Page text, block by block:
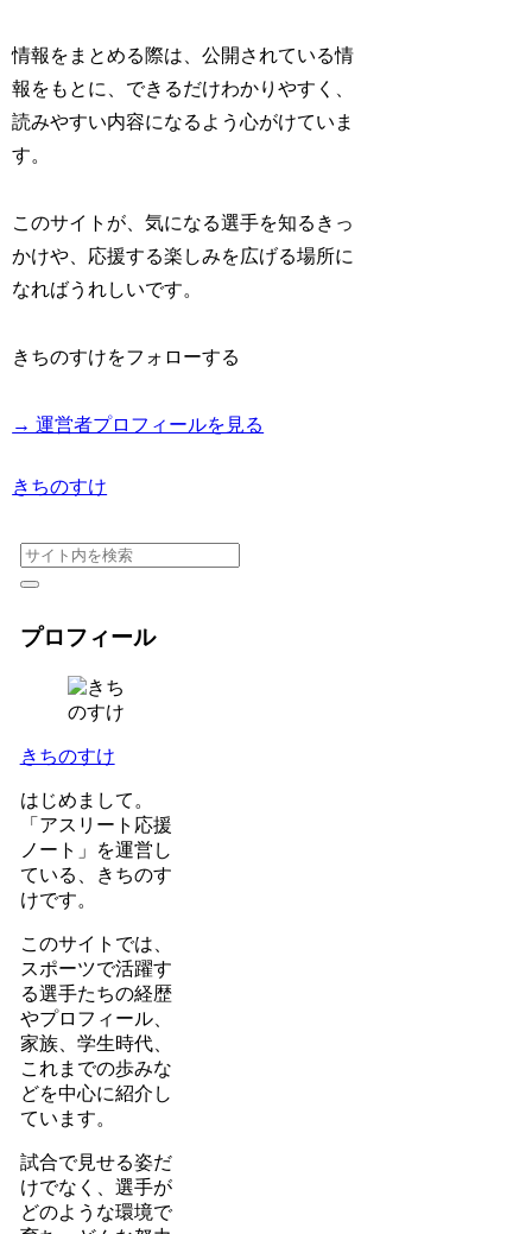
情報をまとめる際は、公開されている情
報をもとに、できるだけわかりやすく、
読みやすい内容になるよう心がけていま
す。
このサイトが、気になる選手を知るきっ
かけや、応援する楽しみを広げる場所に
なればうれしいです。
きちのすけをフォローする
→ 運営者プロフィールを見る
きちのすけ
プロフィール
きちのすけ
はじめまして。
「アスリート応援
ノート」を運営し
ている、きちのす
けです。
このサイトでは、
スポーツで活躍す
る選手たちの経歴
やプロフィール、
家族、学生時代、
これまでの歩みな
どを中心に紹介し
ています。
試合で見せる姿だ
けでなく、選手が
どのような環境で